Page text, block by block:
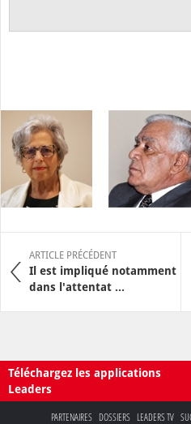
ARTICLE PRÉCÉDENT
Il est impliqué notamment
dans l'attentat ...
Téléchargez les applications
Leaders
PARTENAIRES DOSSIERS LEADERS TV